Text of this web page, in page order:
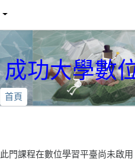
成功大學數
首頁
此門課程在數位學習平臺尚未啟用